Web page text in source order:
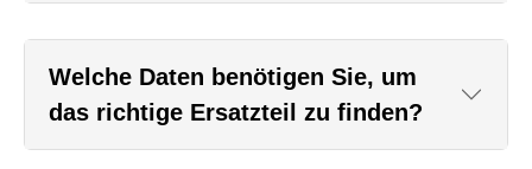
Welche Daten benötigen Sie, um
das richtige Ersatzteil zu finden?